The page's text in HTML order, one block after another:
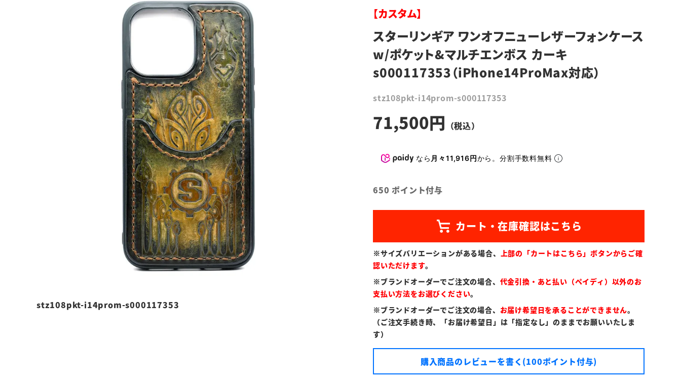
stz108pkt-i14prom-s000117353
【カスタム】
スターリンギア ワンオフニューレザーフォンケース
w/ポケット&マルチエンボス カーキ
s000117353（iPhone14ProMax対応）
stz108pkt-i14prom-s000117353
71,500
なら 月々11,916円から。分割手数料無料
650 ポイント付与
※サイズバリエーションがある場合、
上部の「カートはこちら」ボタンからご確
認いただけます。
※ブランドオーダーでご注文の場合、 代金引換・あと払い（ペイディ）以外のお
支払い方法をお選びください。
※ブランドオーダーでご注文の場合、 お届け希望日を承ることができません。
（ご注文手続き時、「お届け希望日」は「指定なし」のままでお願いいたしま
す）
購入商品のレビューを書く(100ポイント付与)